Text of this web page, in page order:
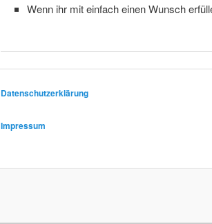
Wenn ihr mit einfach einen Wunsch
Datenschutzerklärung
Impressum